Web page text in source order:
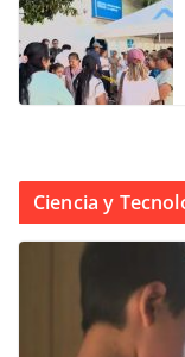
Ciencia y